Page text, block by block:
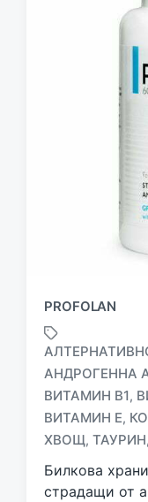
PROFOLAN
T
a
g
e
d
АНДРОГЕННА
ВИТАМИН В1,
ВИТАМИН Е,
ХВОЩ, ТАУРИН,
Билкова
страдащи от